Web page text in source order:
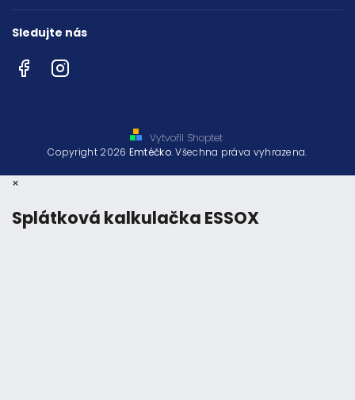
Sledujte nás
FacebookInstagram
Vytvořil Shoptet
Copyright 2026 Emtéčko. Všechna práva vyhrazena.
×
Splátková kalkulačka ESSOX